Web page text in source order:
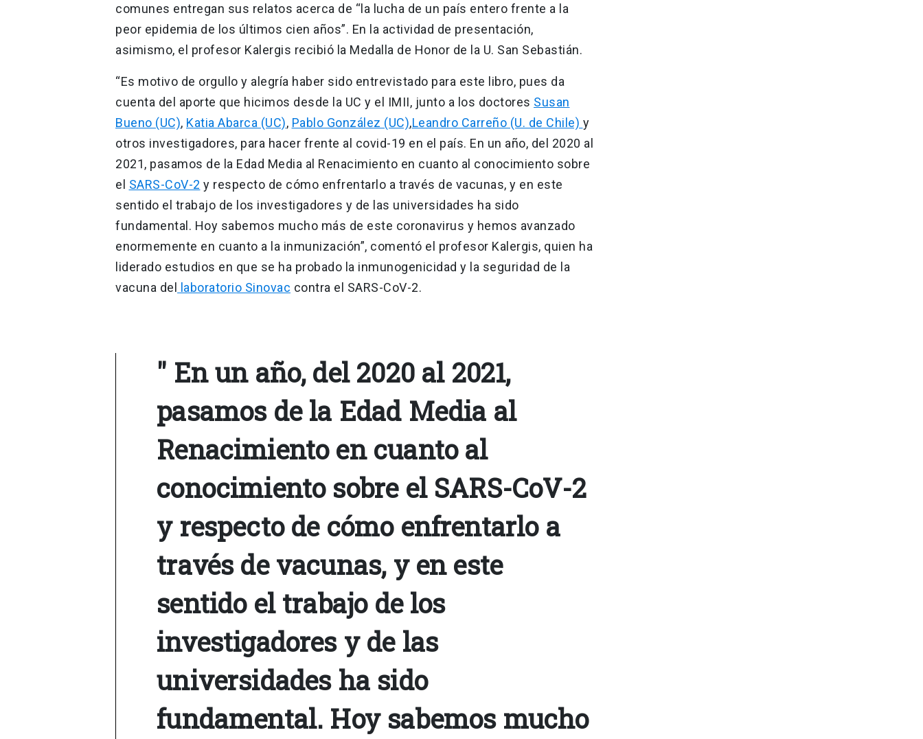
comunes entregan sus relatos acerca de “la lucha de un país entero frente a la
peor epidemia de los últimos cien años”. En la actividad de presentación,
asimismo, el profesor Kalergis recibió la Medalla de Honor de la U. San Sebastián.
“Es motivo de orgullo y alegría haber sido entrevistado para este libro, pues da
cuenta del aporte que hicimos desde la UC y el IMII, junto a los doctores Susan
Bueno (UC), Katia Abarca (UC), Pablo González (UC),Leandro Carreño (U. de Chile) y
otros investigadores, para hacer frente al covid-19 en el país. En un año, del 2020 al
2021, pasamos de la Edad Media al Renacimiento en cuanto al conocimiento sobre
el SARS-CoV-2 y respecto de cómo enfrentarlo a través de vacunas, y en este
sentido el trabajo de los investigadores y de las universidades ha sido
fundamental. Hoy sabemos mucho más de este coronavirus y hemos avanzado
enormemente en cuanto a la inmunización”, comentó el profesor Kalergis, quien ha
liderado estudios en que se ha probado la inmunogenicidad y la seguridad de la
vacuna del
laboratorio Sinovac contra el SARS-CoV-2.
" En un año, del 2020 al 2021,
pasamos de la Edad Media al
Renacimiento en cuanto al
conocimiento sobre el SARS-CoV-2
y respecto de cómo enfrentarlo a
través de vacunas, y en este
sentido el trabajo de los
investigadores y de las
universidades ha sido
fundamental. Hoy sabemos mucho